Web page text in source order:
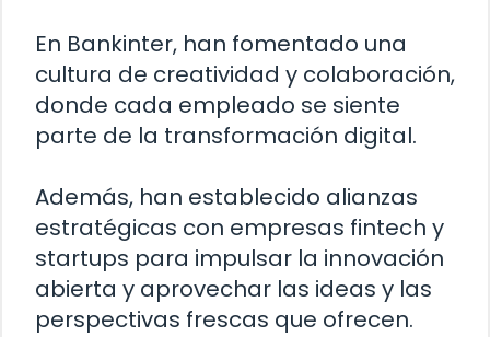
En Bankinter, han fomentado una
cultura de creatividad y colaboración,
donde cada empleado se siente
parte de la transformación digital.
Además, han establecido alianzas
estratégicas con empresas fintech y
startups para impulsar la innovación
abierta y aprovechar las ideas y las
perspectivas frescas que ofrecen.